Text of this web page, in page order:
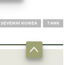
SEVERNÍ KOREA TANK